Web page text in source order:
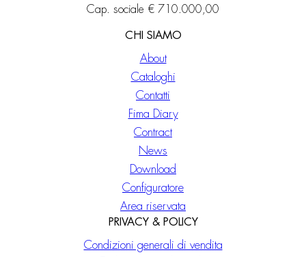
Cap. sociale € 710.000,00
CHI SIAMO
About
Cataloghi
Contatti
Fima Diary
Contract
News
Download
Configuratore
Area riservata
PRIVACY & POLICY
Condizioni generali di vendita